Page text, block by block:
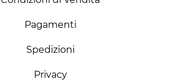
Pagamenti
Spedizioni
Privacy